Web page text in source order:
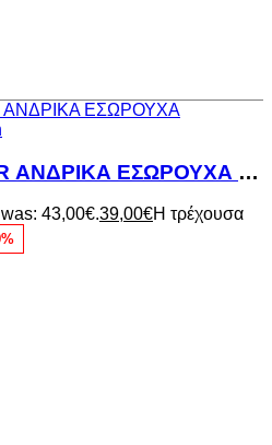
UNDER ARMOUR ΑΝΔΡΙΚΑ ΕΣΩΡΟΥΧΑ PERFORMANCE 6in
43,00€.39,00€Η τρέχουσα